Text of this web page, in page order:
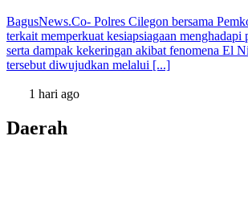
BagusNews.Co- Polres Cilegon bersama
terkait memperkuat kesiapsiagaan menghadapi
serta dampak kekeringan akibat fenomena El
tersebut diwujudkan melalui [...]
1 hari ago
Daerah